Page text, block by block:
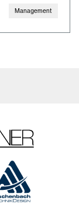
Management